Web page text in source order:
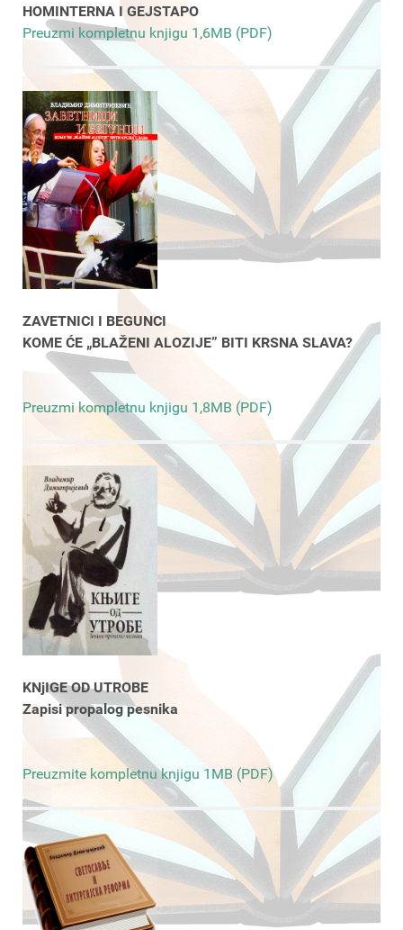
HOMINTERNA I GEJSTAPO
Preuzmi kompletnu knjigu 1,6MB (PDF)
ZAVETNICI I BEGUNCI
KOME ĆE „BLAŽENI ALOZIJE” BITI KRSNA SLAVA?
Preuzmi kompletnu knjigu 1,8MB (PDF)
KNjIGE OD UTROBE
Zapisi propalog pesnika
Preuzmite kompletnu knjigu 1MB (PDF)